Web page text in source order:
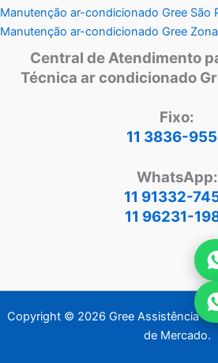
Manutenção ar-condicionado Gree São
Manutenção ar-condicionado Gree
Central de Atendimento
Técnica ar condicionado
Fixo:
11 3836-
WhatsApp:
11 91332-
11 96231-
Copyright © 2026 Gree Assistência
de Mercado.